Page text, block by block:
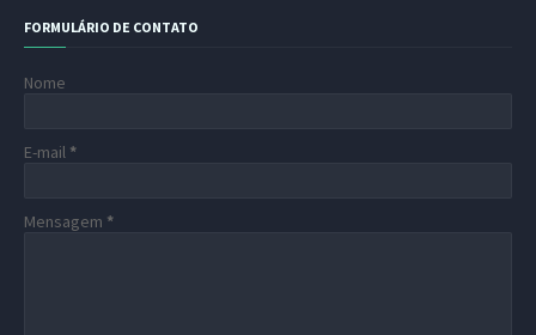
FORMULÁRIO DE CONTATO
Nome
E-mail *
Mensagem *